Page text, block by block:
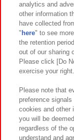
関連会社
プライバシーポリ
お取引先
カスタマーハラスメ
analytics and
other information
have collected
" here" to see
the retention
out of our sharing
Please click [Do
exercise your right.
Please note that
preference
cookies and other
you will be
regardless of the
understand and